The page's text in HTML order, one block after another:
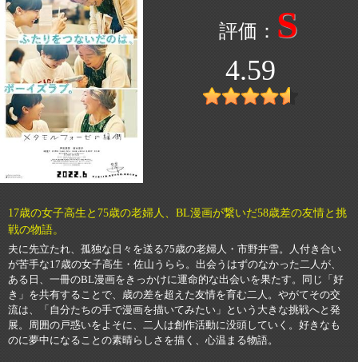
S
4.59
17歳の女子高生と75歳の老婦人、BL漫画が繋いだ58歳差の友情と挑
戦の物語。
夫に先立たれ、孤独な日々を送る75歳の老婦人・市野井雪。人付き合い
が苦手な17歳の女子高生・佐山うらら。出会うはずのなかった二人が、
ある日、一冊のBL漫画をきっかけに運命的な出会いを果たす。同じ「好
き」を共有することで、歳の差を超えた友情を育む二人。やがてその交
流は、「自分たちの手で漫画を描いてみたい」という大きな挑戦へと発
展。周囲の戸惑いをよそに、二人は創作活動に没頭していく。好きなも
のに夢中になることの素晴らしさを描く、心温まる物語。